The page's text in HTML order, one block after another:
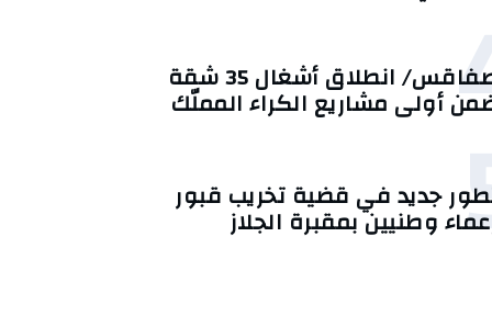
صفاقس/ انطلاق أشغال 35 شقة
أولى مشاريع الكراء المملّك
جديد في قضية تخريب قبور
وطنيين بمقبرة الجلاز